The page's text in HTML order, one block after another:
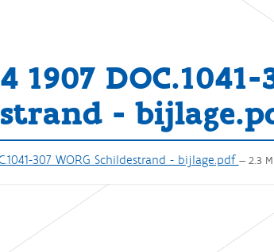
1907 DOC.1041-
-
307 WORG Schildestrand - bijlage.pdf — 2.3